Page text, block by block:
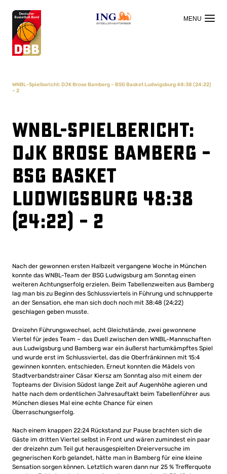
OFFIZIELLER HAUPTSPONSOR
WNBL-Spielbericht: DJK Brose Bamberg – BSG Basket Ludwigsburg 48:38 (24:22)
– 2
WNBL-Spielbericht:
DJK Brose Bamberg –
BSG Basket
Ludwigsburg 48:38
(24:22) – 2
Nach der gewonnen ersten Halbzeit vergangene Woche in München
konnte das WNBL-Team der BSG Ludwigsburg am Sonntag einen
weiteren Achtungserfolg erzielen. Beim Tabellenzweiten aus Bamberg
lag man bis zu Beginn des Schlussviertels in Führung und schnupperte
an der Sensation, ehe man sich doch noch mit 38:48 (24:22)
geschlagen geben musste.
Dreizehn Führungswechsel, acht Gleichstände, zwei gewonnene
Viertel für jedes Team – das Duell zwischen den WNBL-Mannschaften
aus Ludwigsburg und Bamberg war ein äußerst hartumkämpftes Spiel
und wurde erst im Schlussviertel, das die Oberfränkinnen mit 15:4
gewinnen konnten, entschieden. Erneut konnten die Mädels von
Stadtverbandstrainer Cäsar Kiersz am Sonntag also mit einem der
Topteams der Division Südost lange Zeit auf Augenhöhe agieren und
hatte nach dem ordentlichen Jahresauftakt beim Tabellenführer aus
München dieses Mal eine echte Chance für einen
Überraschungserfolg.
Nach einem knappen 22:24 Rückstand zur Pause brachten sich die
Gäste im dritten Viertel selbst in Front und wären zumindest ein paar
der dreizehn zum Teil gut herausgespielten Dreierversuche im
gegnerischen Korb gelandet, hätte man in Bamberg für eine kleine
Sensation sorgen können. Letztlich waren dann nur 25 % Trefferquote